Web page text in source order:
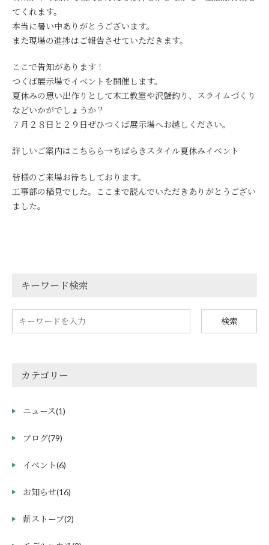
てくれます。
本当に暑い中ありがとうございます。
また現場の進捗はご報告させていただきます。
ここで告知があります！
つくば展示場でイベントを開催します。
夏休みの思い出作りとして木工教室や沢蟹釣り、スライムづくり
などいかがでしょうか？
７月２８日と２９日ぜひつくば展示場へお越しください。
詳しいご案内はこちらら→ちばらきスタイル夏休みイベント
皆様のご来場お待ちしております。
工事部の稲見でした。ここまで読んでいただきありがとうござい
ました。
キーワード検索
検索
カテゴリー
ニュース(1)
ブログ(79)
イベント(6)
お知らせ(16)
薪ストーブ(2)